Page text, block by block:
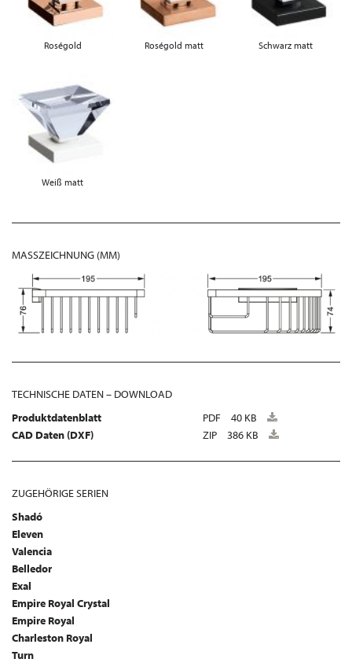
Roségold Roségold matt Schwarz matt
Weiß matt
MASSZEICHNUNG (MM)
TECHNISCHE DATEN – DOWNLOAD
Produktdatenblatt
PDF
40 KB
CAD Daten (DXF)
ZIP 386 KB
ZUGEHÖRIGE SERIEN
Shadó
Eleven
Valencia
Belledor
Exal
Empire Royal Crystal
Empire Royal
Charleston Royal
Turn